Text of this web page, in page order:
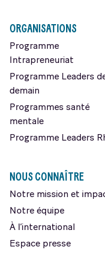
ORGANISATIONS
Programme
Intrapreneuriat
Programme Leaders
demain
Programmes santé
mentale
Programme Leaders
NOUS CONNAÎTRE
Notre mission et
Notre équipe
À l’international
Espace presse